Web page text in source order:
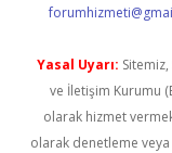
Yasal Uyarı:
ve İletişim Kurumu
olarak hizmet
olarak denetleme